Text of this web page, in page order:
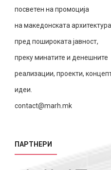
посветен на промоција
на македонската архитектура
пред пошироката јавност,
преку минатите и денешните
реализации, проекти,
идеи.
contact@marh.mk
ПАРТНЕРИ